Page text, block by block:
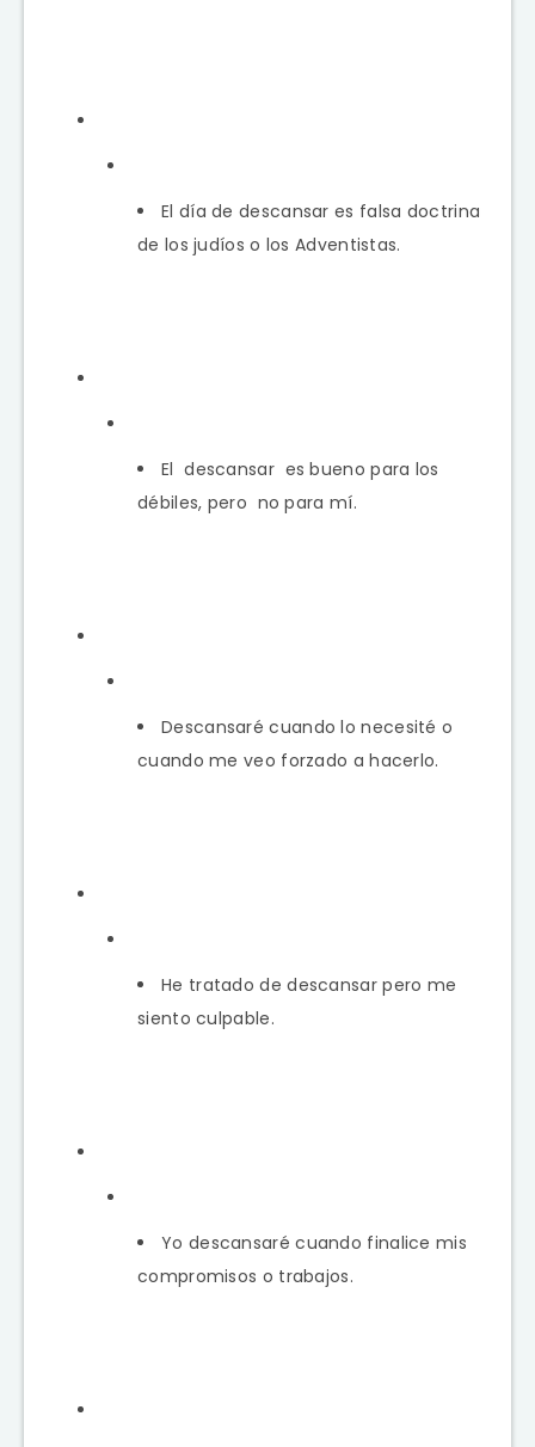
El día de descansar es falsa doctrina
de los judíos o los Adventistas.
El descansar es bueno para los
débiles, pero no para mí.
Descansaré cuando lo necesité o
cuando me veo forzado a hacerlo.
He tratado de descansar pero me
siento culpable.
Yo descansaré cuando finalice mis
compromisos o trabajos.